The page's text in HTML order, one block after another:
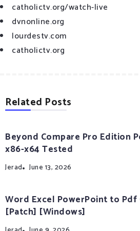
catholictv.org/watch-live
dvnonline.org
lourdestv.com
catholictv.org
Related Posts
Beyond Compare Pro Edition
x86-x64 Tested
Jerad June 13, 2026
Word Excel PowerPoint to
[Patch] [Windows]